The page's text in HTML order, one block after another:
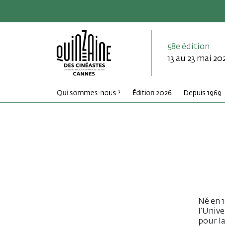
58e édition
13 au 23 mai
Qui sommes-nous ? Édition 2026 Depuis 1969
Né en
pour